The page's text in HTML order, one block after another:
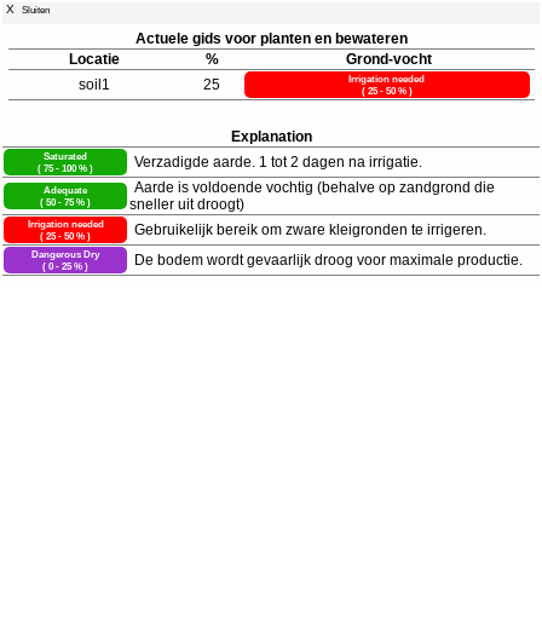
X Sluiten
Actuele gids voor planten en bewateren
Locatie
%
Grond-vocht
soil1
25
Irrigation needed
( 25 - 50 % )
Explanation
Saturated
( 75 - 100 % )
Verzadigde aarde. 1 tot 2 dagen na irrigatie.
Adequate
( 50 - 75 % )
Aarde is voldoende vochtig (behalve op zandgrond die
sneller uit droogt)
Irrigation needed
( 25 - 50 % )
Gebruikelijk bereik om zware kleigronden te irrigeren.
Dangerous Dry
( 0 - 25 % )
De bodem wordt gevaarlijk droog voor maximale productie.